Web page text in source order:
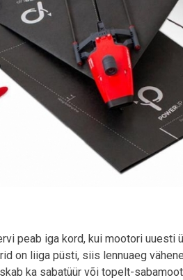
peab iga kord, kui mootori uuesti
on liiga püsti, siis lennuaeg
ka sabatüür või topelt-